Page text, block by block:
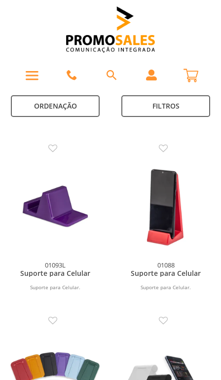
ORDENAÇÃO FILTROS
01093L
Suporte para Celular
Suporte para Celular.
01088
Suporte para Celular
Suporte para Celular.